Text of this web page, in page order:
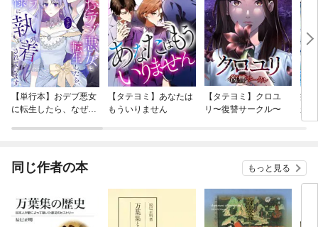
【単行本】おデブ悪女
に転生したら、なぜか
【タテヨミ】あなたは
もういりません
【タテヨミ】クロユ
リ〜復讐サークル〜
病
が
ぎ
同じ作者の本 もっと見る